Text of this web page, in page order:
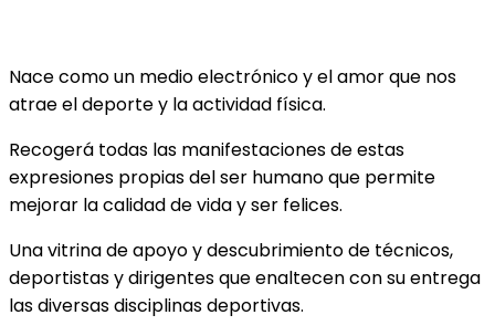
Nace como un medio electrónico y el amor que nos
atrae el deporte y la actividad física.
Recogerá todas las manifestaciones de estas
expresiones propias del ser humano que permite
mejorar la calidad de vida y ser felices.
Una vitrina de apoyo y descubrimiento de técnicos,
deportistas y dirigentes que enaltecen con su entrega
las diversas disciplinas deportivas.